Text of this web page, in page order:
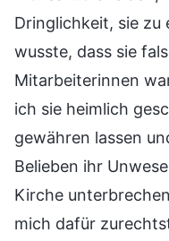
Dringlichkeit, sie zu
wusste, dass sie
Mitarbeiterinnen
ich sie heimlich
gewähren lassen
Belieben ihr
Kirche
mich dafür